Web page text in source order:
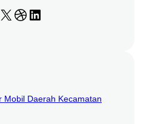
X Dribbble LinkedIn
Mobil Daerah Kecamatan